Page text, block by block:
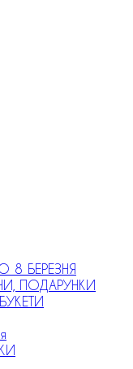
8 БЕРЕЗНЯ
ПОДАРУНКИ